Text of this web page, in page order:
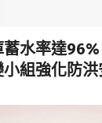
水率達
組強化防洪